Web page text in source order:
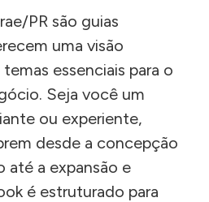
PR são guias
uma visão
essenciais para o
Seja você um
ou experiente,
desde a concepção
até a expansão e
é estruturado para